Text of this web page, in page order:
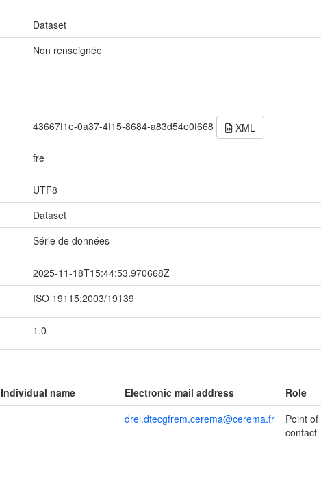
Dataset
Non renseignée
43667f1e-0a37-4f15-8684-a83d54e0f668 XML
fre
UTF8
Dataset
Série de données
2025-11-18T15:44:53.970668Z
ISO 19115:2003/19139
1.0
Individual name Electronic mail address
Role
drel.dtecgfrem.cerema@cerema.fr
Point of
contact